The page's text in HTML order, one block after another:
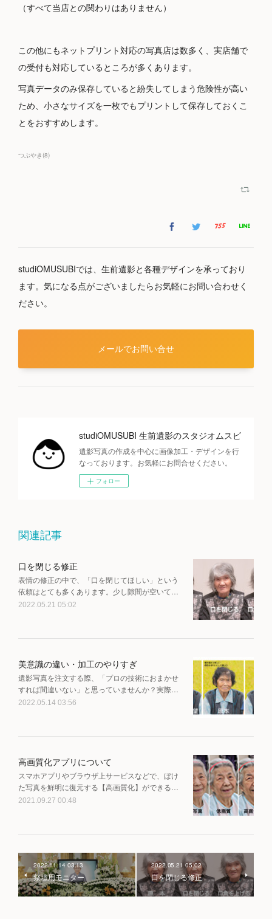
（すべて当店との関わりはありません）
この他にもネットプリント対応の写真店は数多く、実店舗で
の受付も対応しているところが多くあります。
写真データのみ保存していると紛失してしまう危険性が高い
ため、小さなサイズを一枚でもプリントして保存しておくこ
とをおすすめします。
つぶやき (8)
studiOMUSUBIでは、生前遺影と各種デザインを承っており
ます。気になる点がございましたらお気軽にお問い合わせく
ださい。
メールでお問い合せ
studiOMUSUBI 生前遺影のスタジオムスビ
遺影写真の作成を中心に画像加工・デザインを行
なっております。お気軽にお問合せください。
フォロー
関連記事
口を閉じる修正
表情の修正の中で、「口を閉じてほしい」という
依頼はとても多くあります。少し隙間が空いて…
2022.05.21 05:02
美意識の違い・加工のやりすぎ
遺影写真を注文する際、「プロの技術におまかせ
すれば間違いない」と思っていませんか？実際…
2022.05.14 03:56
高画質化アプリについて
スマホアプリやブラウザ上サービスなどで、ぼけ
た写真を鮮明に復元する【高画質化】ができる…
2021.09.27 00:48
2022.11.14 03:13
祭壇用モニター
2022.05.21 05:02
口を閉じる修正